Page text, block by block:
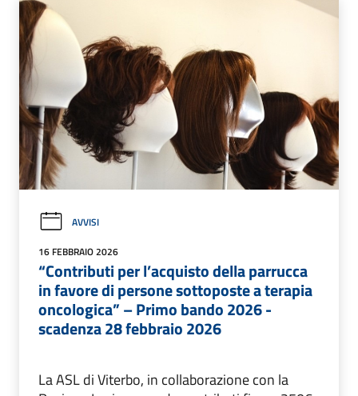
AVVISI
16 FEBBRAIO 2026
“Contributi per l’acquisto della parrucca
in favore di persone sottoposte a terapia
oncologica” – Primo bando 2026 -
scadenza 28 febbraio 2026
La ASL di Viterbo, in collaborazione con la